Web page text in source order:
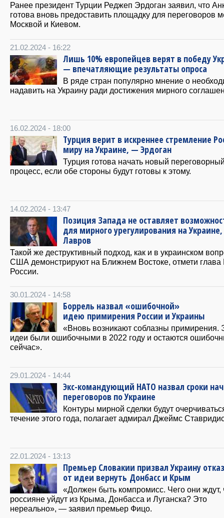
Ранее президент Турции Реджеп Эрдоган заявил, что
готова вновь предоставить площадку для переговоров
Москвой и Киевом.
21.02.2024 - 16:22
Лишь 10% европейцев верят в победу
— впечатляющие результаты опроса
В ряде стран популярно мнение о
надавить на Украину ради достижения мирного
16.02.2024 - 18:00
Турция верит в искреннее стремление
миру на Украине, — Эрдоган
Турция готова начать новый
процесс, если обе стороны будут готовы к этому.
14.02.2024 - 13:47
Позиция Запада не оставляет
для мирного урегулирования на
Лавров
Такой же деструктивный подход, как и в украинском
США демонстрируют на Ближнем Востоке, отмети
России.
30.01.2024 - 14:58
Боррель назвал «ошибочной»
идею примирения России и Украины
«Вновь возникают соблазны примирения.
идеи были ошибочными в 2022 году и остаются
сейчас».
29.01.2024 - 14:44
Экс-командующий НАТО назвал сроки
переговоров по Украине
Контуры мирной сделки будут
течение этого года, полагает адмирал Джеймс
22.01.2024 - 13:13
Премьер Словакии призвал Украину
от идеи вернуть Донбасс и Крым
«Должен быть компромисс. Чего они ждут,
россияне уйдут из Крыма, Донбасса и Луганска? Это
нереально», — заявил премьер Фицо.